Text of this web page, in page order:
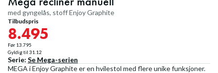
med gyngelås, stoff Enjoy Graphite
Tilbudspris
8.495
Før 13.795
Gyldig til 31.12
Serie: Se Mega-serien
MEGA i Enjoy Graphite er en hvilestol med flere unike funksjoner.